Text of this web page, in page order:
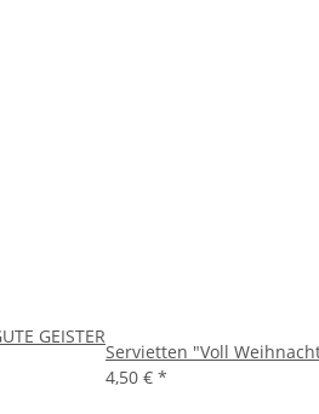
GEISTER
Servietten "Voll
4,50 € *